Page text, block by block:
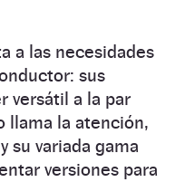
a las necesidades
sus
versátil a la par
llama la atención,
su variada gama
versiones para